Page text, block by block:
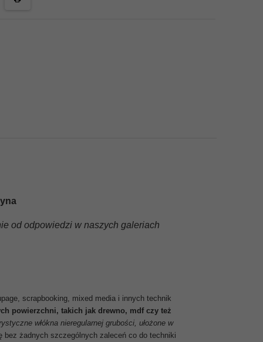
od odpowiedzi w naszych galeriach
scrapbooking, mixed media i innych technik
powierzchni, takich jak drewno, mdf czy też
włókna nieregularnej grubości, ułożone w
bez żadnych szczególnych zaleceń co do techniki